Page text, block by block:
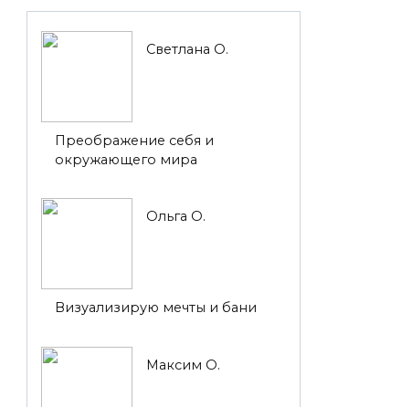
Светлана О.
Преображение себя и
окружающего мира
Ольга О.
Визуализирую мечты и бани
Максим О.